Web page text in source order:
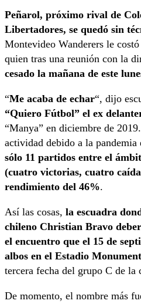
Peñarol, próximo rival de
Libertadores, se quedó sin
Montevideo Wanderers le
quien tras una reunión con la
cesado la mañana de este
“Me acaba de echar“, dijo
“Quiero Fútbol” el ex
“Manya” en diciembre de
actividad debido a la pandemia
sólo 11 partidos entre el
(cuatro victorias, cuatro
rendimiento del 46%.
Así las cosas, la escuadra
chileno Christian Bravo
el encuentro que el 15 de
albos en el Estadio
tercera fecha del grupo C de
De momento, el nombre más